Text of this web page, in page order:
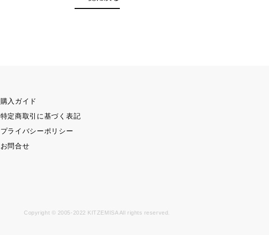
購入ガイド
特定商取引に基づく表記
プライバシーポリシー
お問合せ
Copyright © 2005-2022 KITZEMISA All rights reserved.